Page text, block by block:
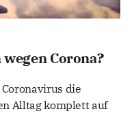
Corona?
die
Alltag komplett auf